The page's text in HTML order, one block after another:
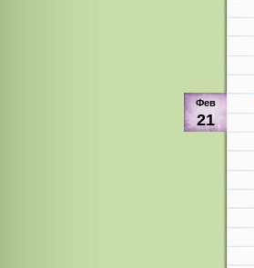
Фев
21